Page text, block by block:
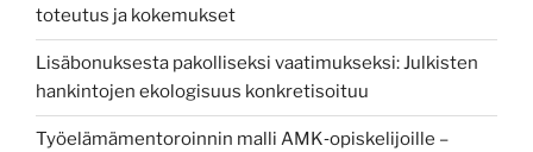
toteutus ja kokemukset
Lisäbonuksesta pakolliseksi vaatimukseksi: Julkisten
hankintojen ekologisuus konkretisoituu
Työelämämentoroinnin malli AMK‑opiskelijoille –